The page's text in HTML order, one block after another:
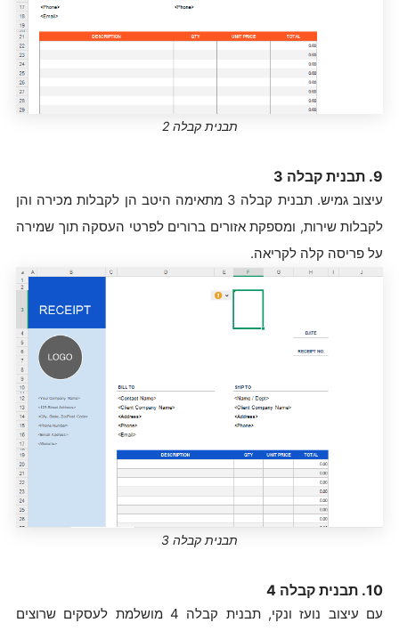
תבנית קבלה 2
9. תבנית קבלה 3
עיצוב גמיש. תבנית קבלה 3 מתאימה היטב הן לקבלות מכירה והן
לקבלות שירות, ומספקת אזורים ברורים לפרטי העסקה תוך שמירה
על פריסה קלה לקריאה.
תבנית קבלה 3
10. תבנית קבלה 4
עם עיצוב נועז ונקי, תבנית קבלה 4 מושלמת לעסקים שרוצים